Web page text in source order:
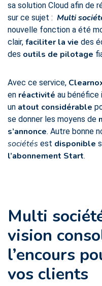
sa solution Cloud afin de
sur ce sujet : Multi
nouvelle fonction a été
clair, faciliter la vie des
des outils de pilotage
Avec ce service,
en réactivité au bénéfice
un atout considérable
se donner les moyens de
s’annonce. Autre bonne
sociétés est disponible
l’abonnement Start.
Multi
vision
l’encours
vos clients